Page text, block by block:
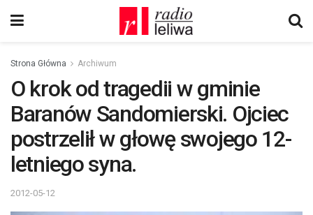
Strona Główna Archiwum
O krok od tragedii w gminie
Baranów Sandomierski. Ojciec
postrzelił w głowę swojego 12-
letniego syna.
2012-05-12